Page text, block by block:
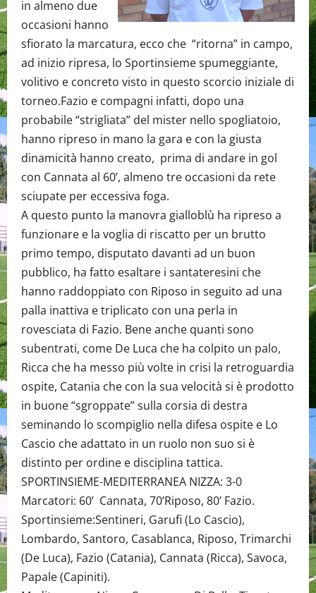
in almeno due
occasioni hanno
sfiorato la marcatura, ecco che “ritorna” in campo,
ad inizio ripresa, lo Sportinsieme spumeggiante,
volitivo e concreto visto in questo scorcio iniziale di
torneo.Fazio e compagni infatti, dopo una
probabile “strigliata” del mister nello spogliatoio,
hanno ripreso in mano la gara e con la giusta
dinamicità hanno creato, prima di andare in gol
con Cannata al 60’, almeno tre occasioni da rete
sciupate per eccessiva foga.
A questo punto la manovra gialloblù ha ripreso a
funzionare e la voglia di riscatto per un brutto
primo tempo, disputato davanti ad un buon
pubblico, ha fatto esaltare i santateresini che
hanno raddoppiato con Riposo in seguito ad una
palla inattiva e triplicato con una perla in
rovesciata di Fazio. Bene anche quanti sono
subentrati, come De Luca che ha colpito un palo,
Ricca che ha messo più volte in crisi la retroguardia
ospite, Catania che con la sua velocità si è prodotto
in buone “sgroppate” sulla corsia di destra
seminando lo scompiglio nella difesa ospite e Lo
Cascio che adattato in un ruolo non suo si è
distinto per ordine e disciplina tattica.
SPORTINSIEME-MEDITERRANEA NIZZA: 3-0
Marcatori: 60’ Cannata, 70’Riposo, 80’ Fazio.
Sportinsieme:Sentineri, Garufi (Lo Cascio),
Lombardo, Santoro, Casablanca, Riposo, Trimarchi
(De Luca), Fazio (Catania), Cannata (Ricca), Savoca,
Papale (Capiniti).